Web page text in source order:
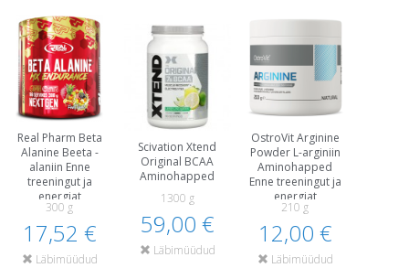
Real Pharm Beta
Alanine Beeta -
alaniin Enne
treeningut ja
energiat
Aminohapped
300 g
17,52 €
Läbimüüdud
Scivation Xtend
Original BCAA
Aminohapped
1300 g
59,00 €
Läbimüüdud
OstroVit Arginine
Powder L-arginiin
Aminohapped
Enne treeningut ja
energiat
210 g
12,00 €
Läbimüüdud